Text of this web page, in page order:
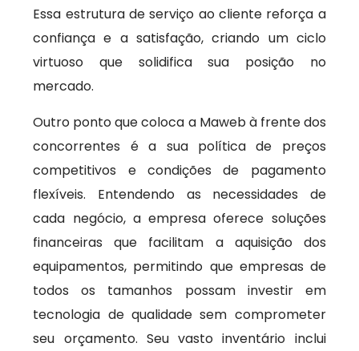
Essa estrutura de serviço ao cliente reforça a
confiança e a satisfação, criando um ciclo
virtuoso que solidifica sua posição no
mercado.
Outro ponto que coloca a Maweb à frente dos
concorrentes é a sua política de preços
competitivos e condições de pagamento
flexíveis. Entendendo as necessidades de
cada negócio, a empresa oferece soluções
financeiras que facilitam a aquisição dos
equipamentos, permitindo que empresas de
todos os tamanhos possam investir em
tecnologia de qualidade sem comprometer
seu orçamento. Seu vasto inventário inclui